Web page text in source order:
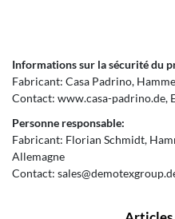
Informations sur la sécurité du
Fabricant: Casa Padrino
Contact: www.casa-padrino.de
Personne responsable:
Fabricant: Florian Schmidt
Allemagne
Contact: